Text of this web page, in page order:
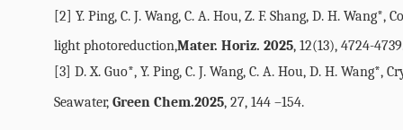
[2] Y. Ping, C. J. Wang, C. A. Hou, Z. F. Shang, D. H.
light photoreduction,Mater. Horiz. 2025, 12(13), 4724-4739
[3] D. X. Guo*, Y. Ping, C. J. Wang, C. A. Hou, D. H. Wang*,
Seawater, Green Chem.2025, 27, 144 –154.